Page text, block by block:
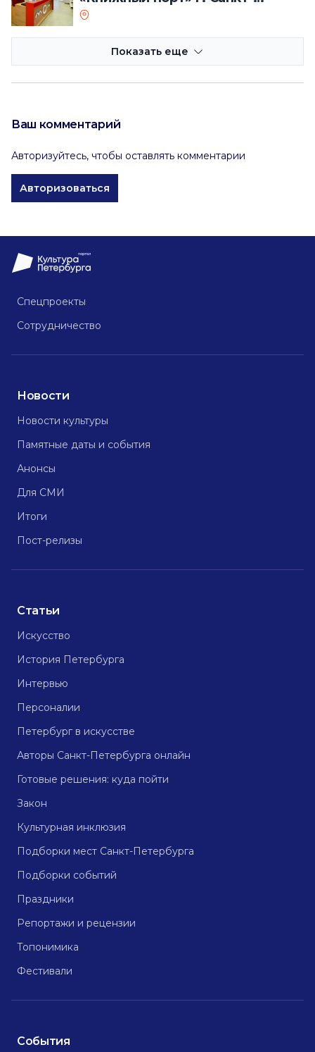
Петербурга
Показать еще
Ваш комментарий
Авторизуйтесь, чтобы оставлять комментарии
Авторизоваться
Спецпроекты
Сотрудничество
Новости
Новости культуры
Памятные даты и события
Анонсы
Для СМИ
Итоги
Пост-релизы
Статьи
Искусство
История Петербурга
Интервью
Персоналии
Петербург в искусстве
Авторы Санкт-Петербурга онлайн
Готовые решения: куда пойти
Закон
Культурная инклюзия
Подборки мест Санкт-Петербурга
Подборки событий
Праздники
Репортажи и рецензии
Топонимика
Фестивали
События